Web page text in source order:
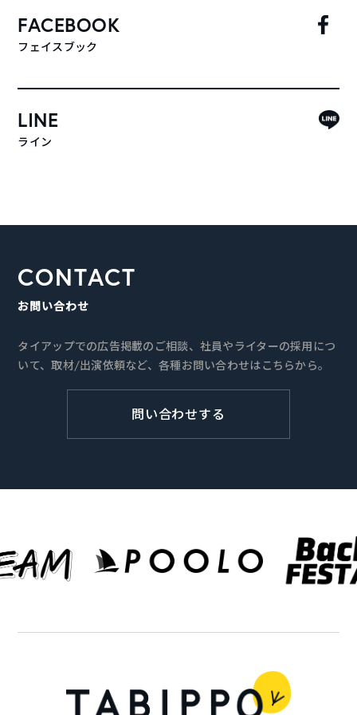
FACEBOOK
フェイスブック
LINE
ライン
CONTACT
お問い合わせ
タイアップでの広告掲載のご相談、社員やライターの採用につ
いて、取材/出演依頼など、各種お問い合わせはこちらから。
問い合わせする